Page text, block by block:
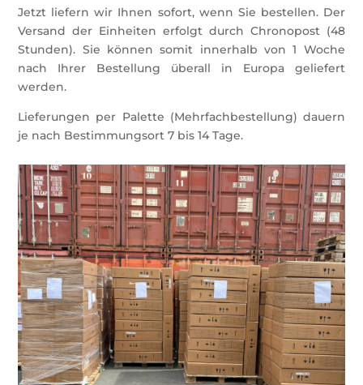
Jetzt liefern wir Ihnen sofort, wenn Sie bestellen. Der
Versand der Einheiten erfolgt durch Chronopost (48
Stunden). Sie können somit innerhalb von 1 Woche
nach Ihrer Bestellung überall in Europa geliefert
werden.
Lieferungen per Palette (Mehrfachbestellung) dauern
je nach Bestimmungsort 7 bis 14 Tage.